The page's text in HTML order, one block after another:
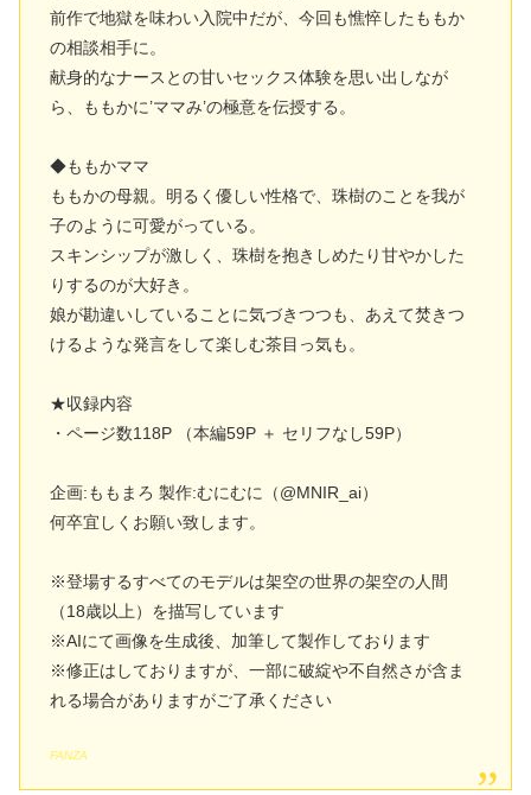
前作で地獄を味わい入院中だが、今回も憔悴したももか
の相談相手に。
献身的なナースとの甘いセックス体験を思い出しなが
ら、ももかに’ママみ’の極意を伝授する。
◆ももかママ
ももかの母親。明るく優しい性格で、珠樹のことを我が
子のように可愛がっている。
スキンシップが激しく、珠樹を抱きしめたり甘やかした
りするのが大好き。
娘が勘違いしていることに気づきつつも、あえて焚きつ
けるような発言をして楽しむ茶目っ気も。
★収録内容
・ページ数118P （本編59P ＋ セリフなし59P）
企画:ももまろ 製作:むにむに（@MNIR_ai）
何卒宜しくお願い致します。
※登場するすべてのモデルは架空の世界の架空の人間
（18歳以上）を描写しています
※AIにて画像を生成後、加筆して製作しております
※修正はしておりますが、一部に破綻や不自然さが含ま
れる場合がありますがご了承ください
FANZA